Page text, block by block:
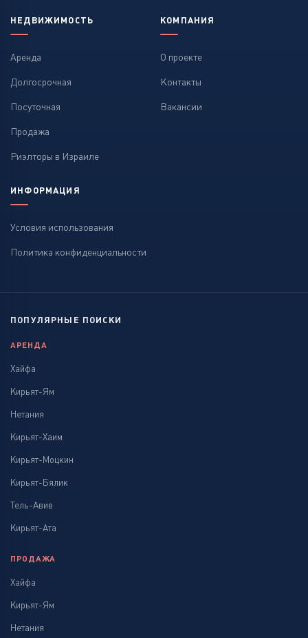
НЕДВИЖИМОСТЬ
Аренда
Долгосрочная
Посуточная
Продажа
Риэлторы в Израиле
КОМПАНИЯ
О проекте
Контакты
Вакансии
ИНФОРМАЦИЯ
Условия использования
Политика конфиденциальности
ПОПУЛЯРНЫЕ ПОИСКИ
АРЕНДА
Хайфа
Кирьят-Ям
Нетания
Кирьят-Хаим
Кирьят-Моцкин
Кирьят-Бялик
Тель-Авив
Кирьят-Ата
ПРОДАЖА
Хайфа
Кирьят-Ям
Нетания